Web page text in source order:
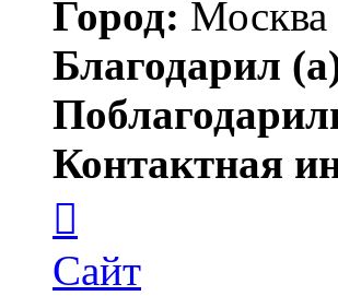
Город: Москва
Благодарил
Контактная
пользователя
Vadim779
Сайт